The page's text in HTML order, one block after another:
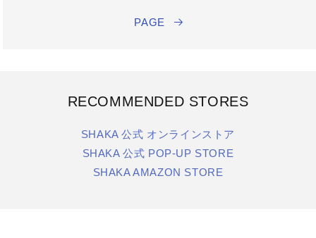
PAGE
RECOMMENDED STORES
SHAKA 公式 オンラインストア
SHAKA 公式 POP-UP STORE
SHAKA AMAZON STORE